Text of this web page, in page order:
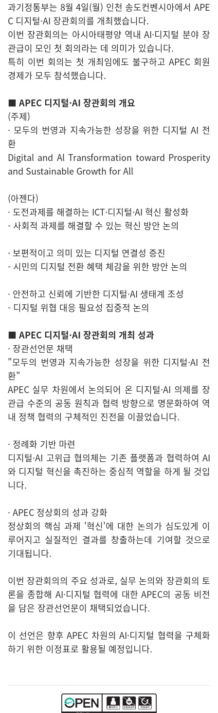
과기정통부는 8월 4일(월) 인천 송도컨벤시아에서 APE
C 디지털·AI 장관회의를 개최했습니다.
이번 장관회의는 아시아태평양 역내 AI·디지털 분야 장
관급이 모인 첫 회의라는 데 의미가 있습니다.
특히 이번 회의는 첫 개최임에도 불구하고 APEC 회원
경제가 모두 참석했습니다.
■ APEC 디지털·AI 장관회의 개요
(주제)
· 모두의 번영과 지속가능한 성장을 위한 디지털 AI 전
환
Digital and Al Transformation toward Prosperity
and Sustainable Growth for All
(아젠다)
· 도전과제를 해결하는 ICT·디지털·AI 혁신 활성화
- 사회적 과제를 해결할 수 있는 혁신 방안 논의
· 보편적이고 의미 있는 디지털 연결성 증진
- 시민의 디지털 전환 혜택 체감을 위한 방안 논의
· 안전하고 신뢰에 기반한 디지털·AI 생태계 조성
- 디지털 위협 대응 필요성 집중적 논의
■ APEC 디지털·AI 장관회의 개최 성과
· 장관선언문 채택
"모두의 번영과 지속가능한 성장을 위한 디지털·AI 전
환"
APEC 실무 차원에서 논의되어 온 디지털·AI 의제를 장
관급 수준의 공동 원칙과 협력 방향으로 명문화하여 역
내 정책 협력의 구체적인 진전을 이끌었습니다.
· 정례화 기반 마련
디지털·AI 고위급 협의체는 기존 플랫폼과 협력하여 AI
와 디지털 혁신을 촉진하는 중심적 역할을 하게 될 것입
니다.
· APEC 정상회의 성과 강화
정상회의 핵심 과제 '혁신'에 대한 논의가 심도있게 이
루어지고 실질적인 결과를 창출하는데 기여할 것으로
기대됩니다.
이번 장관회의의 주요 성과로, 실무 논의와 장관회의 토
론을 종합해 AI·디지털 협력에 대한 APEC의 공동 비전
을 담은 장관선언문이 채택되었습니다.
이 선언은 향후 APEC 차원의 AI·디지털 협력을 구체화
하기 위한 이정표로 활용될 예정입니다.